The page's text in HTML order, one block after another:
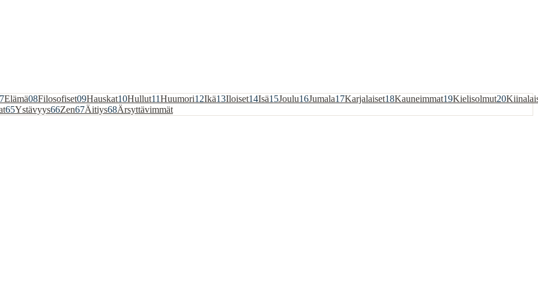
Elämä08Filosofiset09Hauskat10Hullut11Huumori12Ikä13Iloiset14Isä15Joulu16Jumala17Karjalaiset18Kauneimmat19Kielisolmut20
65Ystävyys66Zen67Äitiys68Ärsyttävimmät